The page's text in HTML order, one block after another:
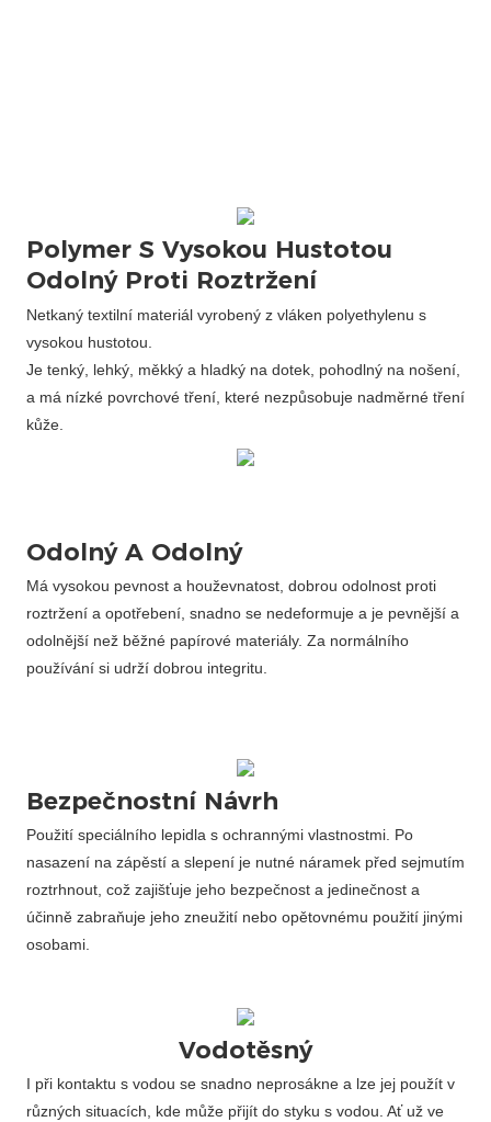
Polymer S Vysokou Hustotou
Odolný Proti Roztržení
Netkaný textilní materiál vyrobený z vláken polyethylenu s
vysokou hustotou.
Je tenký, lehký, měkký a hladký na dotek, pohodlný na nošení,
a má nízké povrchové tření, které nezpůsobuje nadměrné tření
kůže.
Odolný A Odolný
Má vysokou pevnost a houževnatost, dobrou odolnost proti
roztržení a opotřebení, snadno se nedeformuje a je pevnější a
odolnější než běžné papírové materiály. Za normálního
používání si udrží dobrou integritu.
Bezpečnostní Návrh
Použití speciálního lepidla s ochrannými vlastnostmi. Po
nasazení na zápěstí a slepení je nutné náramek před sejmutím
roztrhnout, což zajišťuje jeho bezpečnost a jedinečnost a
účinně zabraňuje jeho zneužití nebo opětovnému použití jinými
osobami.
Vodotěsný
I při kontaktu s vodou se snadno neprosákne a lze jej použít v
různých situacích, kde může přijít do styku s vodou. Ať už ve